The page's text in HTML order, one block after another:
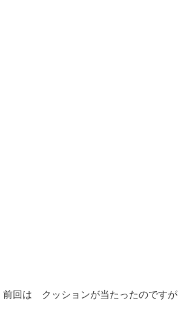
前回は クッションが当たったのですが